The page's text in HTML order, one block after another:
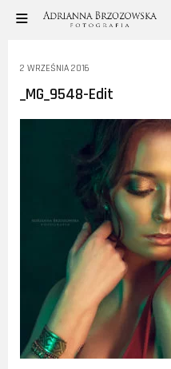
2 WRZEŚNIA 2016
_MG_9548-Edit